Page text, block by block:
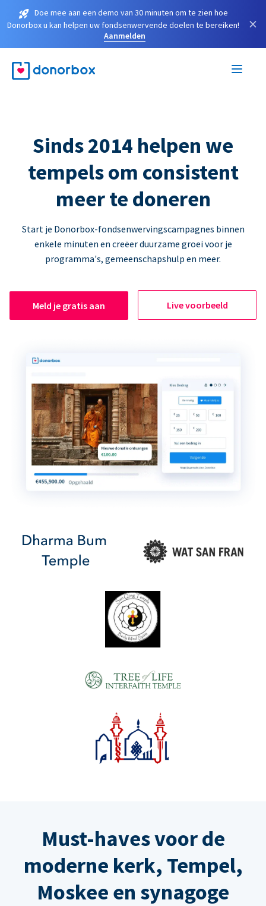
Doe mee aan een demo van 30 minuten om te zien hoe
Donorbox u kan helpen uw fondsenwervende doelen te bereiken!
Aanmelden
×
Sinds 2014 helpen we
tempels om consistent
meer te doneren
Start je Donorbox-fondsenwervingscampagnes binnen
enkele minuten en creëer duurzame groei voor je
programma's, gemeenschapshulp en meer.
Meld je gratis aan Live voorbeeld
Must-haves voor de
moderne kerk, Tempel,
Moskee en synagoge